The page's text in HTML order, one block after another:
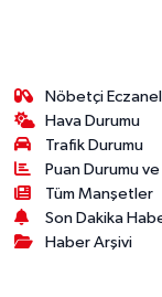
Nöbetçi
Hava Durumu
Trafik Durumu
Puan Durumu
Tüm Manşetler
Son Dakika
Haber Arşivi